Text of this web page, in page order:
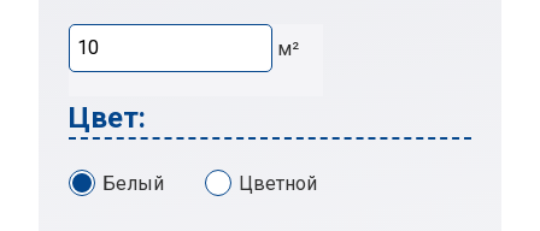
м²
Цвет:
Белый Цветной